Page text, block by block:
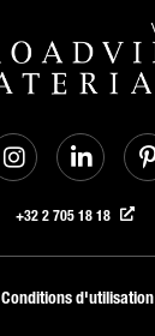
+32 2 705 18 18
Conditions d'utilisation